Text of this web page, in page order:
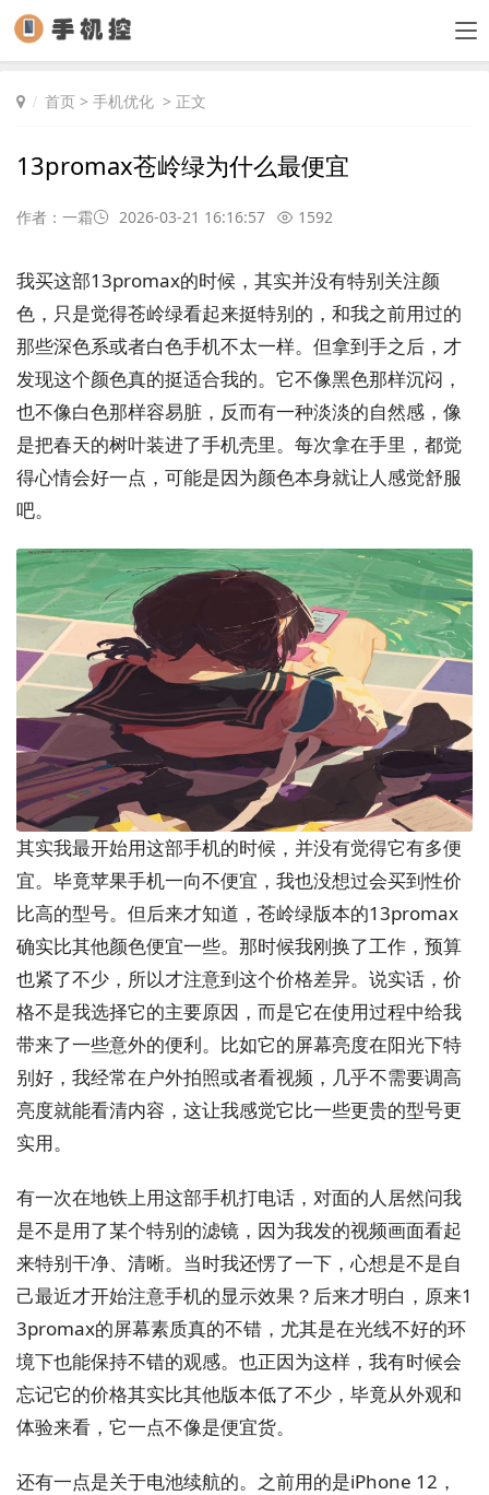
首页 > 手机优化 > 正文
13promax苍岭绿为什么最便宜
作者：一霜 2026-03-21 16:16:57 1592
我买这部13promax的时候，其实并没有特别关注颜
色，只是觉得苍岭绿看起来挺特别的，和我之前用过的
那些深色系或者白色手机不太一样。但拿到手之后，才
发现这个颜色真的挺适合我的。它不像黑色那样沉闷，
也不像白色那样容易脏，反而有一种淡淡的自然感，像
是把春天的树叶装进了手机壳里。每次拿在手里，都觉
得心情会好一点，可能是因为颜色本身就让人感觉舒服
吧。
其实我最开始用这部手机的时候，并没有觉得它有多便
宜。毕竟苹果手机一向不便宜，我也没想过会买到性价
比高的型号。但后来才知道，苍岭绿版本的13promax
确实比其他颜色便宜一些。那时候我刚换了工作，预算
也紧了不少，所以才注意到这个价格差异。说实话，价
格不是我选择它的主要原因，而是它在使用过程中给我
带来了一些意外的便利。比如它的屏幕亮度在阳光下特
别好，我经常在户外拍照或者看视频，几乎不需要调高
亮度就能看清内容，这让我感觉它比一些更贵的型号更
实用。
有一次在地铁上用这部手机打电话，对面的人居然问我
是不是用了某个特别的滤镜，因为我发的视频画面看起
来特别干净、清晰。当时我还愣了一下，心想是不是自
己最近才开始注意手机的显示效果？后来才明白，原来1
3promax的屏幕素质真的不错，尤其是在光线不好的环
境下也能保持不错的观感。也正因为这样，我有时候会
忘记它的价格其实比其他版本低了不少，毕竟从外观和
体验来看，它一点不像是便宜货。
还有一点是关于电池续航的。之前用的是iPhone 12，